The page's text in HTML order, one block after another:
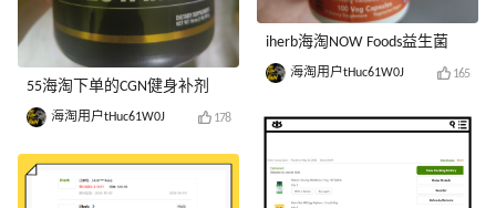
55海淘下单的CGN健身补剂
海淘用户tHuc61W0J 178
iherb海淘NOW Foods益生菌
海淘用户tHuc61W0J 165